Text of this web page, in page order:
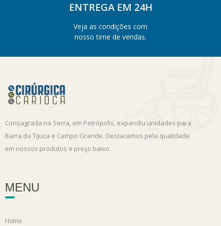
ENTREGA EM 24H
Veja as condições com
nosso time de vendas.
Consagrada na Serra, em Petrópolis, expandiu unidades para
Barra da Tijuca e Campo Grande. Destacamos pela qualidade
em nossos produtos e preço baixo.
MENU
Home